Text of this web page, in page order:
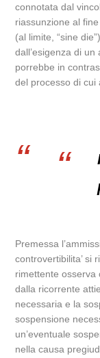
connotata dal
riassunzione al
(al limite, “sine
dall’esigenza di
porrebbe in
del processo di cui
Premessa
controvertibilita’ si
rimettente osserva
dalla ricorrente
necessaria e la
sospensione
un’eventuale
nella causa